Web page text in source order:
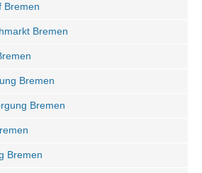
Bremen
Bremen
Bremen
Bremen
Bremen